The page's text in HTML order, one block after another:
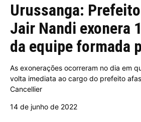
Urussanga:
Jair Nandi exonera
da equipe formada
As exonerações ocorreram no dia em
volta imediata ao cargo do prefeito
Cancellier
14 de junho de 2022